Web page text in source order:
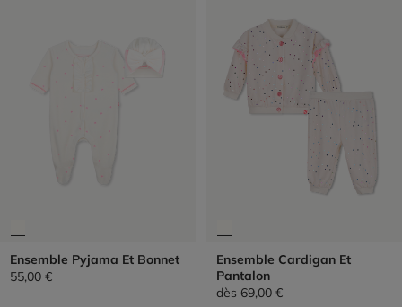
Ensemble Pyjama Et Bonnet
55,00 €
Ensemble Cardigan Et
Pantalon
dès 69,00 €